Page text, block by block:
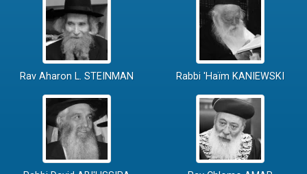
Rav Aharon L. STEINMAN Rabbi 'Haïm KANIEWSKI